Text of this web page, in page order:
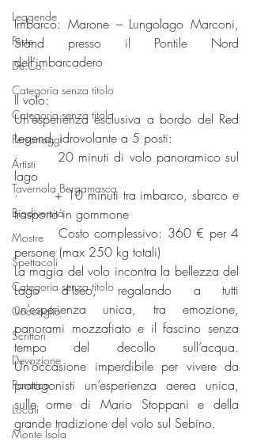
Leggende
Feste
De.Co.
Categoria senza titolo
Categoria senza titolo
Personaggi
Artisti
Tavernola Bergamasca
Biodiversità
Mostre
Spettacoli
Categoria senza titolo
Coccaglio
Scrittori
Devozione
Paratico
Locali
Monte Isola
Imbarco: Marone – Lungolago Marconi,
Stand presso il Pontile Nord
dell’imbarcadero
Il volo:
Un’esperienza esclusiva a bordo del Red
Legend, idrovolante a 5 posti:
·        20 minuti di volo panoramico sul
lago
·        + 10 minuti tra imbarco, sbarco e
trasporto in gommone
·        Costo complessivo: 360 € per 4
persone (max 250 kg totali)
La magia del volo incontra la bellezza del
Lago d'Iseo, regalando a tutti
un’esperienza unica, tra emozione,
panorami mozzafiato e il fascino senza
tempo del decollo sull’acqua.
Un’occasione imperdibile per vivere da
protagonisti un’esperienza aerea unica,
sulle orme di Mario Stoppani e della
grande tradizione del volo sul Sebino.